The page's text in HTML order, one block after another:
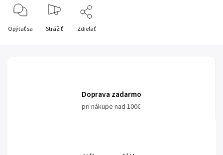
Opýtať sa Strážiť Zdieľať
Doprava zadarmo
pri nákupe nad 100€